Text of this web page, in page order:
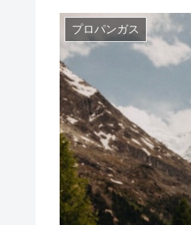
プロパンガス